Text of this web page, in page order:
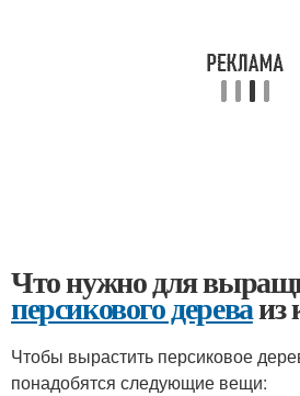
Что нужно для
персикового дереваиз
Чтобы вырастить персиковое
понадобятся следующие вещи: